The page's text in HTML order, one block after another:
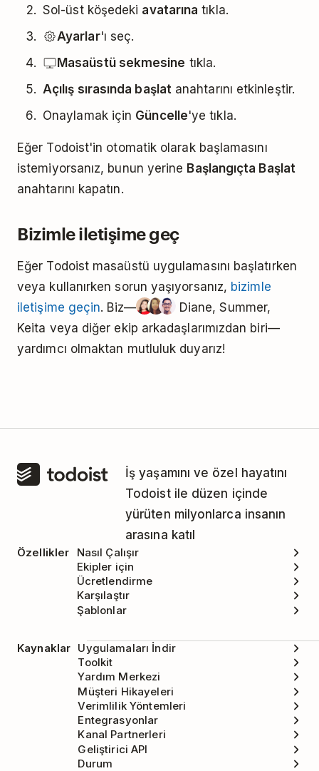
Sol-üst köşedeki avatarına tıkla.
Ayarlar'ı seç.
Masaüstü sekmesine tıkla.
Açılış sırasında başlat anahtarını etkinleştir.
Onaylamak için Güncelle'ye tıkla.
Eğer Todoist'in otomatik olarak başlamasını
istemiyorsanız, bunun yerine Başlangıçta Başlat
anahtarını kapatın.
Bizimle iletişime geç
Eğer Todoist masaüstü uygulamasını başlatırken
veya kullanırken sorun yaşıyorsanız, bizimle
iletişime geçin. Biz—
Diane, Summer,
Keita veya diğer ekip arkadaşlarımızdan biri—
yardımcı olmaktan mutluluk duyarız!
İş yaşamını ve özel hayatını
Todoist ile düzen içinde
yürüten milyonlarca insanın
arasına katıl
Özellikler
Nasıl Çalışır
Ekipler için
Ücretlendirme
Karşılaştır
Şablonlar
Kaynaklar Uygulamaları İndir
Toolkit
Yardım Merkezi
Müşteri Hikayeleri
Verimlilik Yöntemleri
Entegrasyonlar
Kanal Partnerleri
Geliştirici API
Durum